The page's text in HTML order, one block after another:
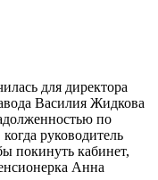
для директора
Василия Жидкова
по
руководитель
покинуть кабинет,
Анна